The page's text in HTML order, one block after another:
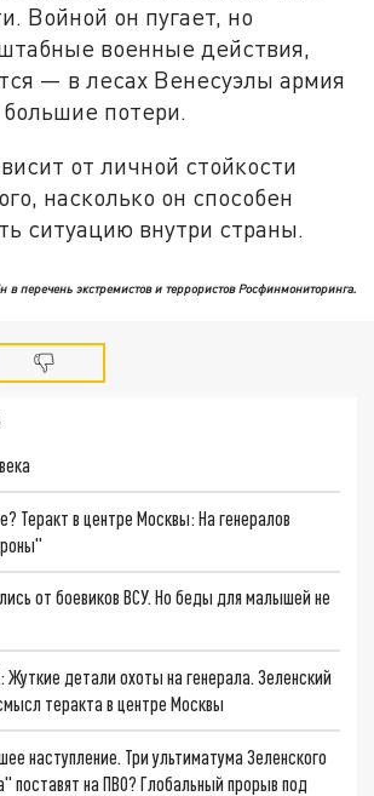
Войной он пугает, но
военные действия,
— в лесах Венесуэлы армия
потери.
от личной стойкости
насколько он способен
ситуацию внутри страны.
в перечень экстремистов и террористов Росфинмониторинга.
Теракт в центре Москвы: На генералов
от боевиков ВСУ. Но беды для малышей не
детали охоты на генерала. Зеленский
теракта в центре Москвы
наступление. Три ультиматума Зеленского
поставят на ПВО? Глобальный прорыв под